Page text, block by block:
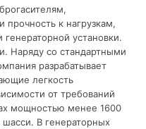
к нагрузкам,
установки.
Наряду со стандартными
разрабатывает
легкость
от требований
мощностью менее 1600
шасси. В генераторных